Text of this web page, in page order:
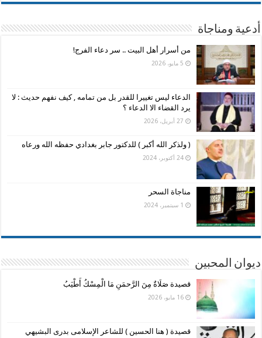
أدعية ومناجاة
من أسرار أهل البيت .. سر دعاء الفرج!
5 مايو، 2026
الدعاء ليس تغييرا للقدر بل من تمامه , كيف نفهم حديث : لا
يرد القضاء الا الدعاء ؟
27 أبريل، 2026
( ولذكر الله أكبر ) للدكتور جابر بغدادي حفظه الله ورعاه
24 أكتوبر، 2024
مناجاة السحر
1 سبتمبر، 2024
ديوان المحبين
قصيدة صَلَاةٌ مِنَ الرَّحمَنِ مَا الْمِسْكُ أَطْيَبُ
16 مايو، 2026
قصيدة ( هنا الحسين ) للشاعر الإسلامى بدرى البشيهي